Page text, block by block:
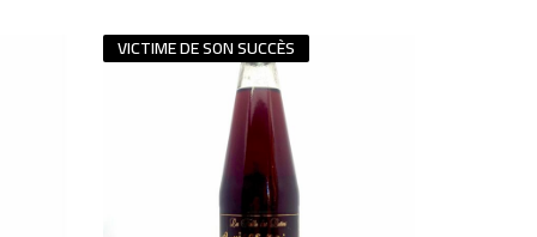
VICTIME DE SON SUCCÈS